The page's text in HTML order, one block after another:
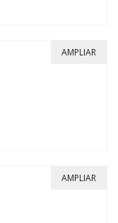
AMPLIAR
AMPLIAR